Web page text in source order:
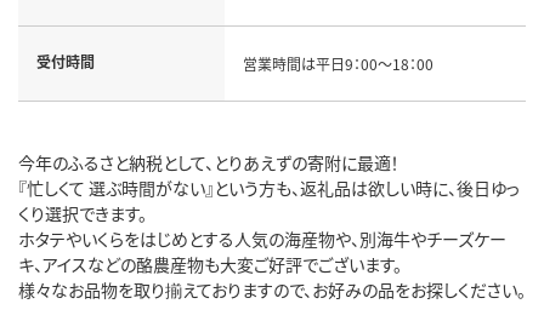
受付時間 営業時間は平日9：00～18：00
今年のふるさと納税として、とりあえずの寄附に最適！
『忙しくて 選ぶ時間がない』という方も、返礼品は欲しい時に、後日ゆっ
くり選択できます。
ホタテやいくらをはじめとする人気の海産物や、別海牛やチーズケー
キ、アイスなどの酪農産物も大変ご好評でございます。
様々なお品物を取り揃えておりますので、お好みの品をお探しください。